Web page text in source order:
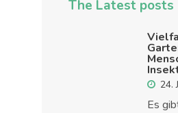
The Latest posts
24.
Es